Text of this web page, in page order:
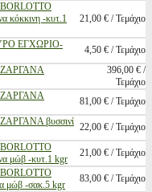
BORLOTTO
-κυτ.1
21,00 € / Τεμάχιο
ΕΓΧΩΡΙΟ-
4,50 € / Τεμάχιο
ΖΑΡΓΑΝΑ
396,00 € /
Τεμάχιο
ΖΑΡΓΑΝΑ
81,00 € / Τεμάχιο
ΖΑΡΓΑΝΑ βυσσινί 22,00 € / Τεμάχιο
BORLOTTO
μώβ -κυτ.1 kgr
21,00 € / Τεμάχιο
BORLOTTO
μώβ -σακ.5 kgr
83,00 € / Τεμάχιο